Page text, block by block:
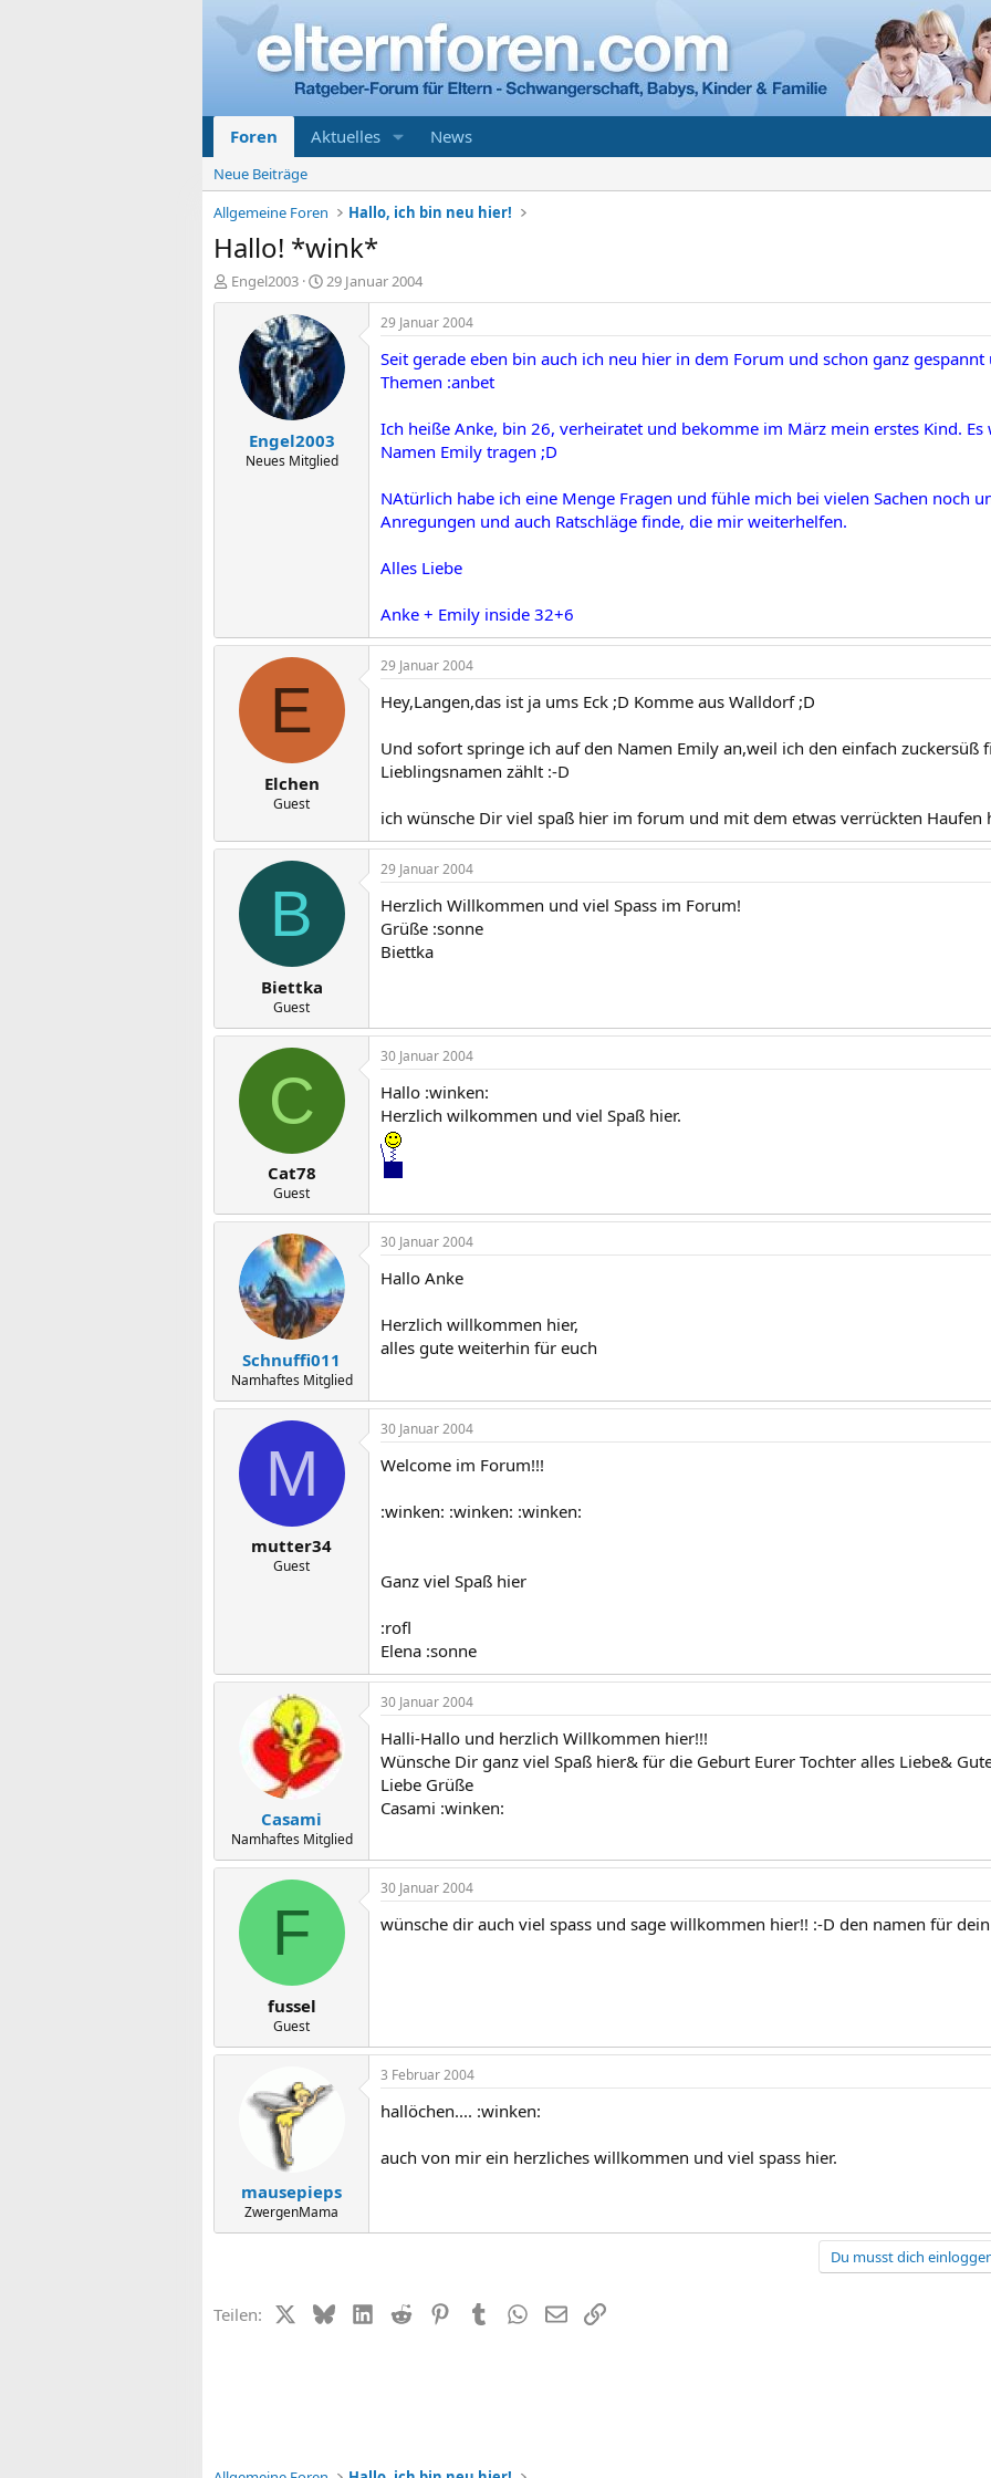
Foren Aktuelles News
Neue Beiträge
Allgemeine Foren
Hallo, ich bin neu hier!
Hallo! *wink*
E
r
Engel2003
E
r
t
e
l
l
a
m
29 Januar 2004
Engel2003
Neues Mitglied
29 Januar 2004
Seit gerade eben bin auch ich neu hier in dem Forum und schon ganz
Themen :anbet
Ich heiße Anke, bin 26, verheiratet und bekomme im März mein erstes Kind.
Namen Emily tragen ;D
NAtürlich habe ich eine Menge Fragen und fühle mich bei vielen Sachen noch
Anregungen und auch Ratschläge finde, die mir weiterhelfen.
Alles Liebe
Anke + Emily inside 32+6
E
Elchen
Guest
29 Januar 2004
Hey,Langen,das ist ja ums Eck ;D Komme aus Walldorf ;D
Und sofort springe ich auf den Namen Emily an,weil ich den einfach zuckersüß
Lieblingsnamen zählt :-D
ich wünsche Dir viel spaß hier im forum und mit dem etwas verrückten Haufen
B
Biettka
Guest
29 Januar 2004
Herzlich Willkommen und viel Spass im Forum!
Grüße :sonne
Biettka
C
Cat78
Guest
30 Januar 2004
Hallo :winken:
Herzlich wilkommen und viel Spaß hier.
Schnuffi011
Namhaftes Mitglied
30 Januar 2004
Hallo Anke
Herzlich willkommen hier,
alles gute weiterhin für euch
M
mutter34
Guest
30 Januar 2004
Welcome im Forum!!!
:winken: :winken: :winken:
Ganz viel Spaß hier
:rofl
Elena :sonne
Casami
Namhaftes Mitglied
30 Januar 2004
Halli-Hallo und herzlich Willkommen hier!!!
Wünsche Dir ganz viel Spaß hier& für die Geburt Eurer Tochter alles Liebe&
Liebe Grüße
Casami :winken:
F
fussel
Guest
30 Januar 2004
wünsche dir auch viel spass und sage willkommen hier!! :-D den namen für
mausepieps
ZwergenMama
3 Februar 2004
hallöchen.... :winken:
auch von mir ein herzliches willkommen und viel spass hier.
Du musst dich
Teilen: X (Twitter)
BlueskyLinkedIn
Reddit PinterestTumblrWhatsApp
E-MailLink